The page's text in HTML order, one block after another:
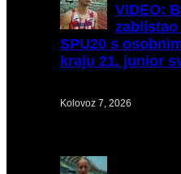
VIDEO:
SPU20 s
kraju 21. junior
Kolovoz 7, 2026